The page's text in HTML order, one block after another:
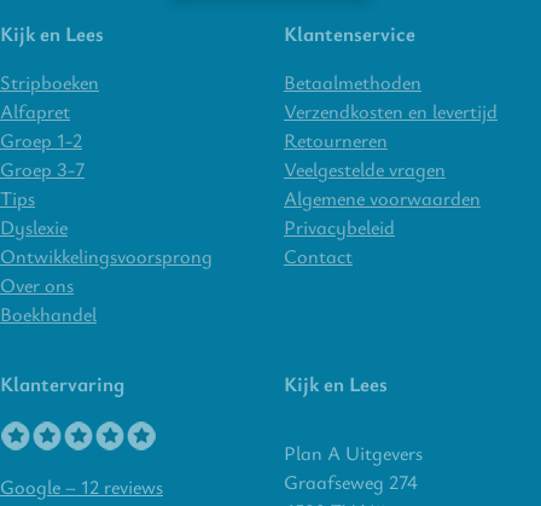
Kijk en Lees
Stripboeken
Alfapret
Groep 1-2
Groep 3-7
Tips
Dyslexie
Ontwikkelingsvoorsprong
Over ons
Boekhandel
Klantenservice
Betaalmethoden
Verzendkosten en levertijd
Retourneren
Veelgestelde vragen
Algemene voorwaarden
Privacybeleid
Contact
Klantervaring
Google – 12 reviews
Kijk en Lees
Plan A Uitgevers
Graafseweg 274